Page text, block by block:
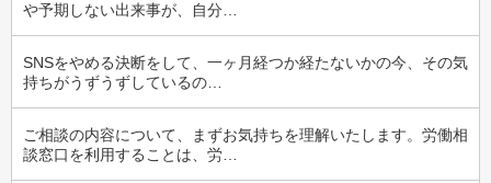
や予期しない出来事が、自分…
SNSをやめる決断をして、一ヶ月経つか経たないかの今、その気
持ちがうずうずしているの…
ご相談の内容について、まずお気持ちを理解いたします。労働相
談窓口を利用することは、労…